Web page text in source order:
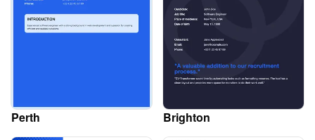
Perth Brighton